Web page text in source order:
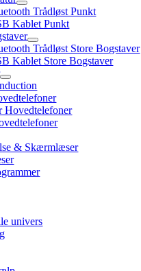
Trådløst Punkt
Kablet Punkt
Trådløst Store Bogstaver
Kablet Store Bogstaver
Hovedtelefoner
& Skærmlæser
univers